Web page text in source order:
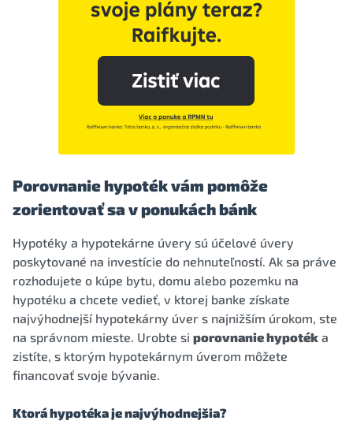
Porovnanie hypoték vám pomôže
zorientovať sa v ponukách bánk
Hypotéky a hypotekárne úvery sú účelové úvery
poskytované na investície do nehnuteľností. Ak sa práve
rozhodujete o kúpe bytu, domu alebo pozemku na
hypotéku a chcete vedieť, v ktorej banke získate
najvýhodnejší hypotekárny úver s najnižším úrokom, ste
na správnom mieste. Urobte si porovnanie hypoték a
zistíte, s ktorým hypotekárnym úverom môžete
financovať svoje bývanie.
Ktorá hypotéka je najvýhodnejšia?